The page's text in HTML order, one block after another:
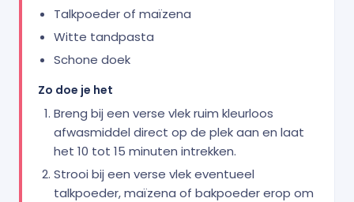
Talkpoeder of maïzena
Witte tandpasta
Schone doek
Zo doe je het
Breng bij een verse vlek ruim kleurloos
afwasmiddel direct op de plek aan en laat
het 10 tot 15 minuten intrekken.
Strooi bij een verse vlek eventueel
talkpoeder, maïzena of bakpoeder erop om